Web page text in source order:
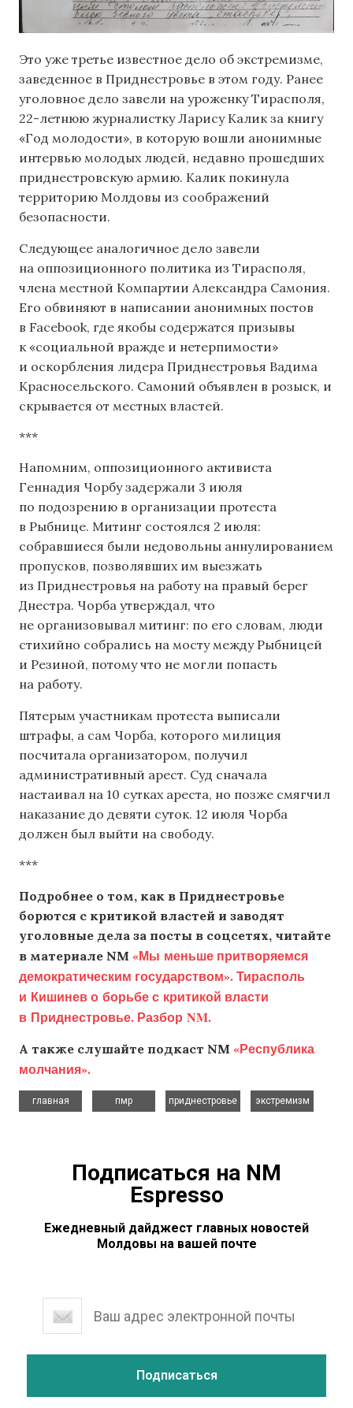
Это уже третье известное дело об экстремизме,
заведенное в Приднестровье в этом году. Ранее
уголовное дело завели на уроженку Тирасполя,
22-летнюю журналистку Ларису Калик за книгу
«Год молодости», в которую вошли анонимные
интервью молодых людей, недавно прошедших
приднестровскую армию. Калик покинула
территорию Молдовы из соображений
безопасности.
Следующее аналогичное дело завели
на оппозиционного политика из Тирасполя,
члена местной Компартии Александра Самония.
Его обвиняют в написании анонимных постов
в Facebook, где якобы содержатся призывы
к «социальной вражде и нетерпимости»
и оскорбления лидера Приднестровья Вадима
Красносельского. Самоний объявлен в розыск, и
скрывается от местных властей.
***
Напомним, оппозиционного активиста
Геннадия Чорбу задержали 3 июля
по подозрению в организации протеста
в Рыбнице. Митинг состоялся 2 июля:
собравшиеся были недовольны аннулированием
пропусков, позволявших им выезжать
из Приднестровья на работу на правый берег
Днестра. Чорба утверждал, что
не организовывал митинг: по его словам, люди
стихийно собрались на мосту между Рыбницей
и Резиной, потому что не могли попасть
на работу.
Пятерым участникам протеста выписали
штрафы, а сам Чорба, которого милиция
посчитала организатором, получил
административный арест. Суд сначала
настаивал на 10 сутках ареста, но позже смягчил
наказание до девяти суток. 12 июля Чорба
должен был выйти на свободу.
***
Подробнее о том, как в Приднестровье
борются с критикой властей и заводят
уголовные дела за посты в соцсетях, читайте
в материале NM «Мы меньше притворяемся
демократическим государством». Тирасполь
и Кишинев о борьбе с критикой власти
в Приднестровье. Разбор NM.
А также слушайте подкаст NM «Республика
молчания».
главная
пмр
приднестровье
экстремизм
Подписаться на NM
Espresso
Ежедневный дайджест главных новостей
Молдовы на вашей почте